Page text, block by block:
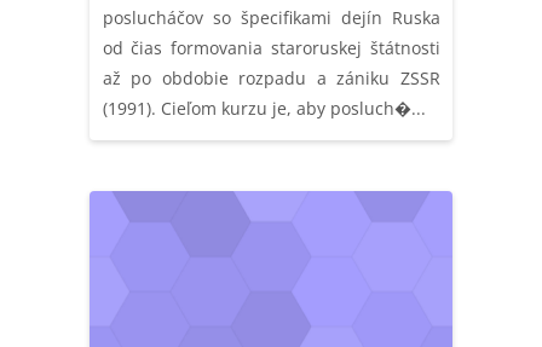
poslucháčov so špecifikami dejín Ruska
od čias formovania staroruskej štátnosti
až po obdobie rozpadu a zániku ZSSR
(1991). Cieľom kurzu je, aby posluch�...